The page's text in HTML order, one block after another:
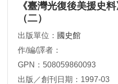
《臺灣光復後美援史
（二）
出版單位： 國史館
作/編/譯者：
GPN：508059860093
出版／創刊日期：1997-03